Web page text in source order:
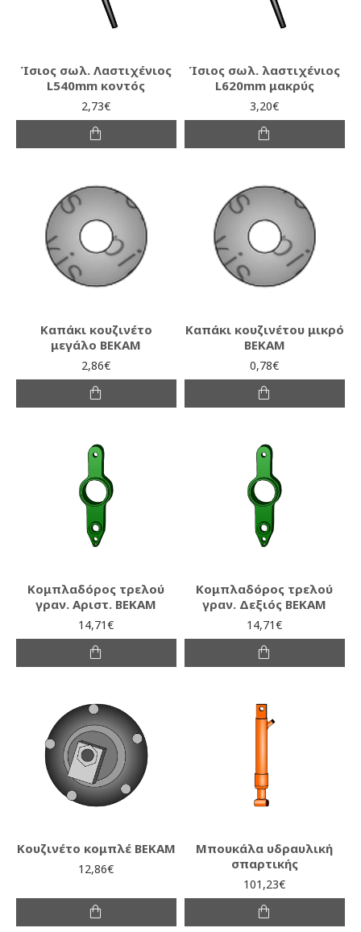
Ίσιος σωλ. Λαστιχένιος
L540mm κοντός
2,73€
Ίσιος σωλ. λαστιχένιος
L620mm μακρύς
3,20€
Καπάκι κουζινέτο
μεγάλο ΒΕΚΑΜ
2,86€
Καπάκι κουζινέτου μικρό
ΒΕΚΑΜ
0,78€
Κομπλαδόρος τρελού
γραν. Αριστ. ΒΕΚΑΜ
14,71€
Κομπλαδόρος τρελού
γραν. Δεξιός ΒΕΚΑΜ
14,71€
Κουζινέτο κομπλέ ΒΕΚΑΜ
12,86€
Μπουκάλα υδραυλική
σπαρτικής
101,23€